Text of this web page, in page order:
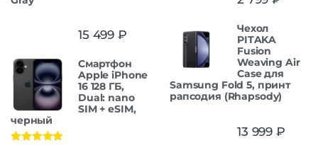
15 499 ₽
Смартфон
Apple iPhone
16 128 ГБ,
Dual: nano
SIM + eSIM,
черный
Чехол
PITAKA
Fusion
Weaving Air
Case для
Samsung Fold 5, принт
рапсодия (Rhapsody)
13 999 ₽